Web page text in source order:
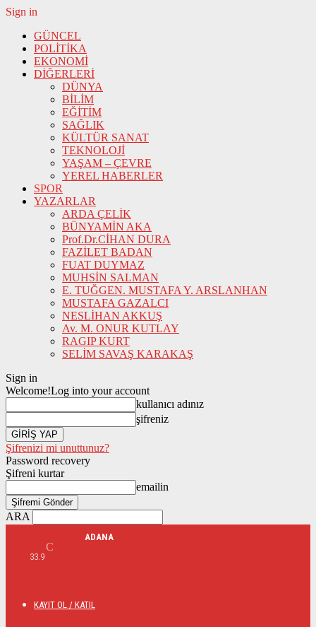
Sign in
GÜNCEL
POLİTİKA
EKONOMİ
DİĞERLERİ
DÜNYA
BİLİM
EĞİTİM
SAĞLIK
KÜLTÜR SANAT
TEKNOLOJİ
YAŞAM – ÇEVRE
YEREL HABERLER
SPOR
YAZARLAR
ARDA ÇELİK
BÜNYAMİN AKA
Prof.Dr.CİHAN DURA
FAZİLET BADAN
FUAT DUYMAZ
MUHSİN SALMAN
E. TUĞGEN. MUSTAFA Y. ARSLANHAN
MUSTAFA GAZALCI
NESLİHAN AKKUŞ
Av. M. ONUR KUTLAY
RAGIP KURT
SELİM SAVAŞ KARAKAŞ
Sign in
Welcome!Log into your account
kullanıcı adınız
şifreniz
Şifrenizi mi unuttunuz?
Password recovery
Şifreni kurtar
emailin
ARA
33.9
C
ADANA
KAYIT OL / KATIL